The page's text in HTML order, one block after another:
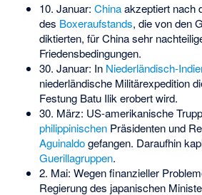
10. Januar: Chinaakzeptiert nach
des Boxeraufstands, die von den
diktierten, für China sehr
Friedensbedingungen.
30. Januar: In Niederländisch-
niederländische Militärexpedition
Festung Batu Ilik erobert wird.
30. März: US-amerikanische
philippinischenPräsidenten und
Aguinaldogefangen. Daraufhin
Guerillagruppen.
2. Mai: Wegen finanzieller
Regierung des japanischen